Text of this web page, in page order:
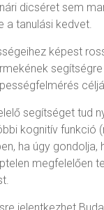
dicséret sem
a tanulási kedvet.
képest
segítséget tud
kognitív funkció
ha úgy
megfelelően